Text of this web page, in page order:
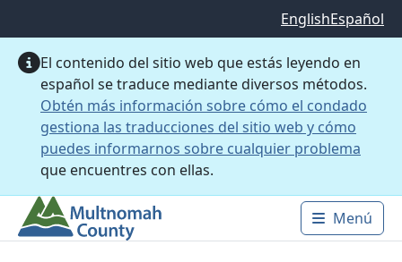
EnglishEspañol
El contenido del sitio web que estás leyendo en
español se traduce mediante diversos métodos.
Obtén más información sobre cómo el condado
gestiona las traducciones del sitio web y cómo
puedes informarnos sobre cualquier problema
que encuentres con ellas.
Main
Menú